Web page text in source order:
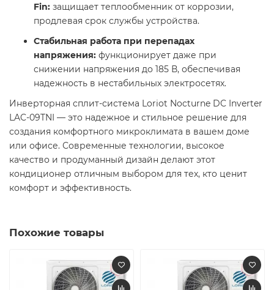
Fin: защищает теплообменник от коррозии,
продлевая срок службы устройства.
Стабильная работа при перепадах
напряжения: функционирует даже при
снижении напряжения до 185 В, обеспечивая
надежность в нестабильных электросетях.
Инверторная сплит-система Loriot Nocturne DC Inverter
LAC-09TNI — это надежное и стильное решение для
создания комфортного микроклимата в вашем доме
или офисе. Современные технологии, высокое
качество и продуманный дизайн делают этот
кондиционер отличным выбором для тех, кто ценит
комфорт и эффективность.
Похожие товары